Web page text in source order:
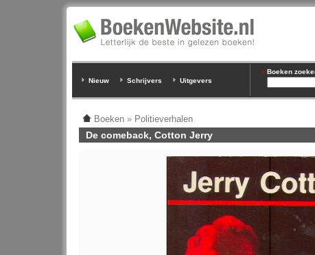
Nieuw Schrijvers Uitgevers
Boeken
Boeken » Politieverhalen
De comeback, Cotton Jerry